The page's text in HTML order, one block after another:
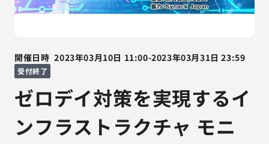
開催日時 2023年03月10日 11:00-2023年03月31日 23:59
受付終了
ゼロデイ対策を実現するイ
ンフラストラクチャ モニ